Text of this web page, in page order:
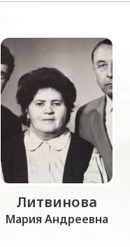
Литвинова
Мария Андреевна